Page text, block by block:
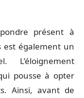
présent à
est également un
pousse à opter
Ainsi, avant de